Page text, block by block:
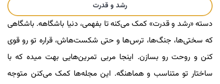
رشد و قدرت
دسته «رشد و قدرت» کمک می‌کنه تا بفهمی، دنیا باشگاهه. باشگاهی
که سختی‌ها، جنگ‌ها، ترس‌ها و حتی شکست‌هاش، قراره تو رو قوی
کنن و روحت رو بسازن. اینجا مربی تمرین‌هایی بهت میده که با
ساختار تو متناسب و هماهنگه. این مجله‌ها کمک می‌کنن متوجه